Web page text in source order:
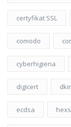
certyfikat SSL
comodo
cyberhigiena
digicert
ecdsa